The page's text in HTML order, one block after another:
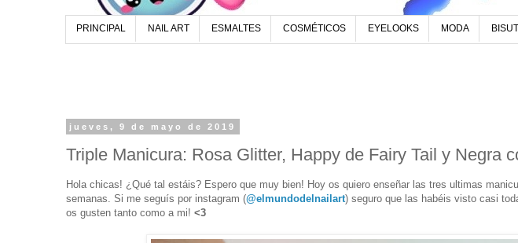
PRINCIPAL NAIL ART ESMALTES COSMÉTICOS EYELOOKS MODA
jueves, 9 de mayo de 2019
Triple Manicura: Rosa Glitter, Happy de Fairy Tail y Negra
Hola chicas! ¿Qué tal estáis? Espero que muy bien! Hoy os quiero enseñar las tres ultimas
semanas. Si me seguís por instagram (@elmundodelnailart) seguro que las habéis visto casi
os gusten tanto como a mi! <3